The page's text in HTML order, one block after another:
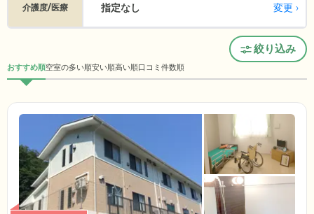
介護度/医療 指定なし 変更
絞り込み
おすすめ順空室の多い順安い順高い順口コミ件数順